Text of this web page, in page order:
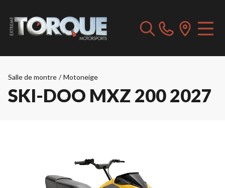
Salle de montre / Motoneige
SKI-DOO MXZ 200 2027